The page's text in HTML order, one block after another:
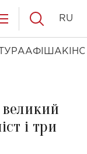
АФІША КІНО
RU
і три